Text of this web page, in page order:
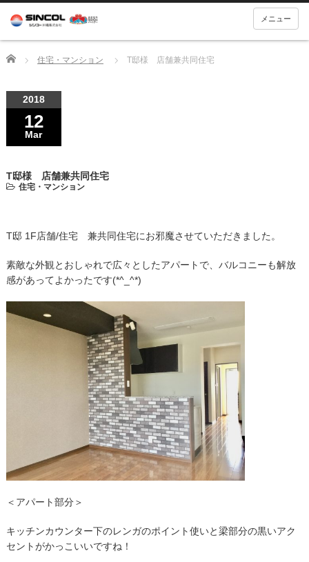
メニュー
Home 住宅・マンション T邸様 店舗兼共同住宅
2018
12
Mar
T邸様 店舗兼共同住宅
住宅・マンション
T邸 1F店舗/住宅 兼共同住宅にお邪魔させていただきました。
素敵な外観とおしゃれで広々としたアパートで、バルコニーも解放
感があってよかったです(*^_^*)
＜アパート部分＞
キッチンカウンター下のレンガのポイント使いと梁部分の黒いアク
セントがかっこいいですね！